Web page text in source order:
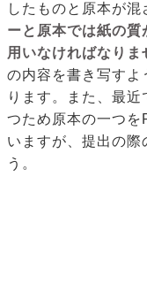
したものと原本が混
ーと原本では紙の
用いなければなりま
の内容を書き写すよ
ります。また、最
つため原本の一つを
いますが、提出の際
う。